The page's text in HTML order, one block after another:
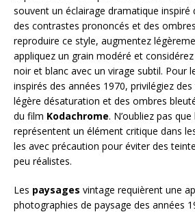
souvent un éclairage dramatique inspiré
des contrastes prononcés et des
reproduire ce style, augmentez
appliquez un grain modéré et
noir et blanc avec un virage subtil. Pour
inspirés des années 1970, privilégiez
légère désaturation et des ombres
du film Kodachrome. N’oubliez pas
représentent un élément critique dans
les avec précaution pour éviter des
peu réalistes.
Les paysages vintage requièrent une
photographies de paysage des années